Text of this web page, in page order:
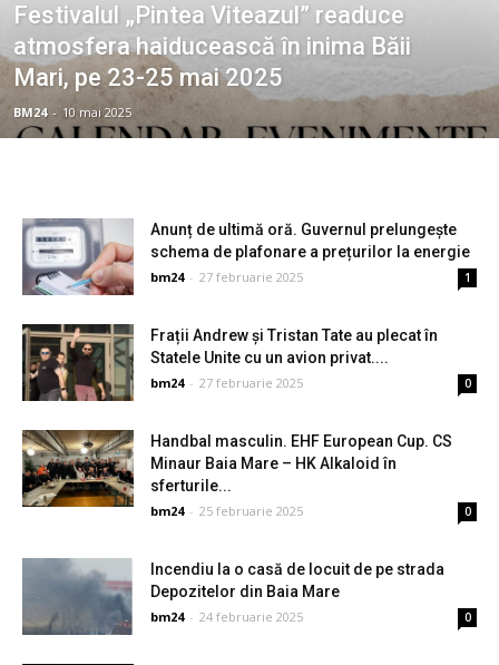
Festivalul „Pintea Viteazul” readuce
atmosfera haiducească în inima Băii
Mari, pe 23-25 mai 2025
BM24 - 10 mai 2025
Anunț de ultimă oră. Guvernul prelungește
schema de plafonare a prețurilor la energie
bm24 - 27 februarie 2025 1
Frații Andrew și Tristan Tate au plecat în
Statele Unite cu un avion privat....
bm24 - 27 februarie 2025 0
Handbal masculin. EHF European Cup. CS
Minaur Baia Mare – HK Alkaloid în
sferturile...
bm24 - 25 februarie 2025 0
Incendiu la o casă de locuit de pe strada
Depozitelor din Baia Mare
bm24 - 24 februarie 2025 0